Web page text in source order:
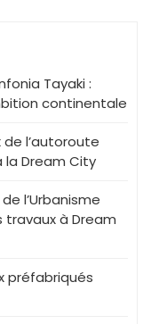
Tayaki :
continentale
de l’autoroute
la Dream City
l’Urbanisme
travaux à Dream
préfabriqués